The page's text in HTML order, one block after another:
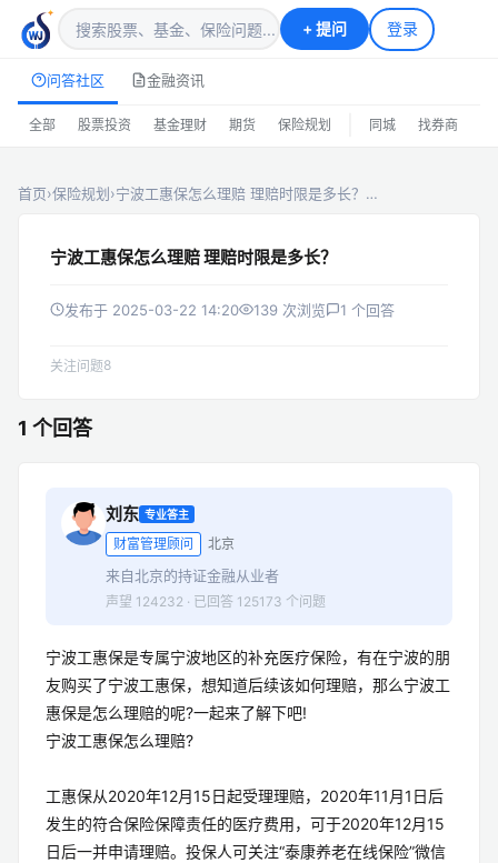
+提问 登录
问答社区 金融资讯
全部 股票投资 基金理财 期货 保险规划 同城 找券商
首页›保险规划›宁波工惠保怎么理赔 理赔时限是多长？…
宁波工惠保怎么理赔 理赔时限是多长？
发布于 2025-03-22 14:20 139 次浏览 1 个回答
关注问题8
1 个回答
刘东 专业答主
财富管理顾问 北京
来自北京的持证金融从业者
声望 124232 · 已回答 125173 个问题
宁波工惠保是专属宁波地区的补充医疗保险，有在宁波的朋
友购买了宁波工惠保，想知道后续该如何理赔，那么宁波工
惠保是怎么理赔的呢?一起来了解下吧!
宁波工惠保怎么理赔?
工惠保从2020年12月15日起受理理赔，2020年11月1日后
发生的符合保险保障责任的医疗费用，可于2020年12月15
日后一并申请理赔。投保人可关注“泰康养老在线保险”微信